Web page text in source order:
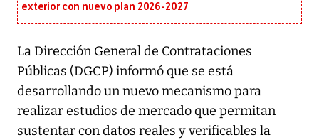
exterior con nuevo plan 2026-2027
La Dirección General de Contrataciones
Públicas (DGCP) informó que se está
desarrollando un nuevo mecanismo para
realizar estudios de mercado que permitan
sustentar con datos reales y verificables la